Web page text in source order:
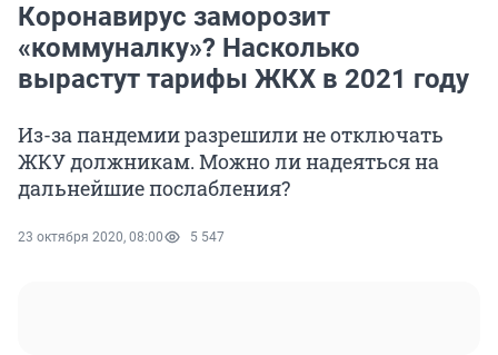
Коронавирус заморозит
«коммуналку»? Насколько
вырастут тарифы ЖКХ в 2021 году
Из-за пандемии разрешили не отключать
ЖКУ должникам. Можно ли надеяться на
дальнейшие послабления?
23 октября 2020, 08:00 5 547